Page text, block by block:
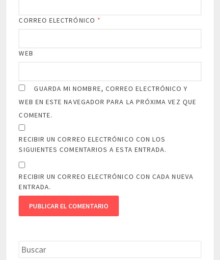
CORREO ELECTRÓNICO *
WEB
GUARDA MI NOMBRE, CORREO ELECTRÓNICO Y
WEB EN ESTE NAVEGADOR PARA LA PRÓXIMA VEZ QUE
COMENTE.
RECIBIR UN CORREO ELECTRÓNICO CON LOS
SIGUIENTES COMENTARIOS A ESTA ENTRADA.
RECIBIR UN CORREO ELECTRÓNICO CON CADA NUEVA
ENTRADA.